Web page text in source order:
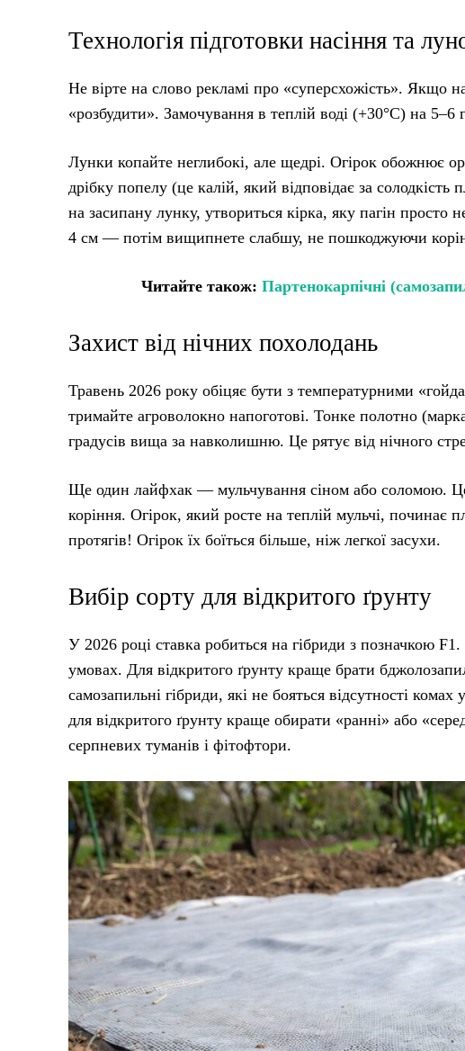
Технологія підготовки насіння та
Не вірте на слово рекламі про «суперсхожість». Якщо
«розбудити». Замочування в теплій воді (+30°C) на 5–6
Лунки копайте неглибокі, але щедрі. Огірок обожнює
дрібку попелу (це калій, який відповідає за
на засипану лунку, утвориться кірка, яку пагін просто
4 см — потім вищипнете слабшу, не пошкоджуючи
Читайте також: Партенокарпічні
Захист від нічних похолодань
Травень 2026 року обіцяє бути з температурними
тримайте агроволокно напоготові. Тонке полотно
градусів вища за навколишню. Це рятує від нічного
Ще один лайфхак — мульчування сіном або соломою.
коріння. Огірок, який росте на теплій мульчі,
протягів! Огірок їх боїться більше, ніж легкої засухи.
Вибір сорту для відкритого ґрунту
У 2026 році ставка робиться на гібриди з позначкою
умовах. Для відкритого ґрунту краще брати
самозапильні гібриди, які не бояться відсутності
для відкритого ґрунту краще обирати «ранні» або
серпневих туманів і фітофтори.